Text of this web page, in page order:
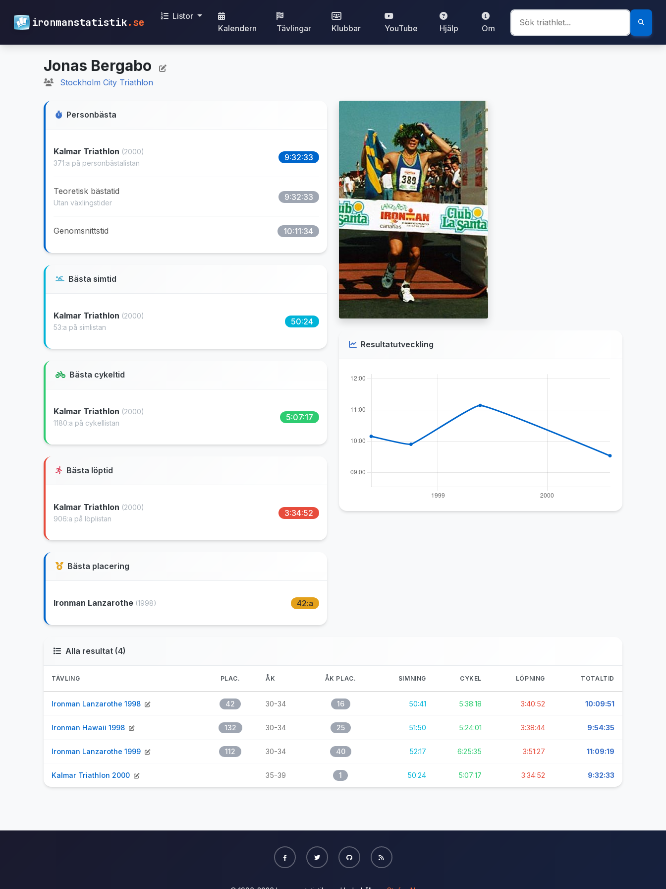
ironmanstatistik.se
Listor
Kalendern
Tävlingar Klubbar YouTube Hjälp Om
Jonas Bergabo
Stockholm City Triathlon
Personbästa
Kalmar Triathlon (2000)
371:a på personbästalistan
9:32:33
Teoretisk bästatid
Utan växlingstider
9:32:33
Genomsnittstid 10:11:34
Bästa simtid
Kalmar Triathlon (2000)
53:a på simlistan
50:24
Bästa cykeltid
Kalmar Triathlon (2000)
1180:a på cykellistan
5:07:17
Bästa löptid
Kalmar Triathlon (2000)
906:a på löplistan
3:34:52
Bästa placering
Ironman Lanzarothe (1998) 42:a
Resultatutveckling
Alla resultat (4)
TÄVLING PLAC. ÅK ÅK PLAC. SIMNING CYKEL LÖPNING TOTALTID
Ironman Lanzarothe 1998 42 30-34 16 50:41 5:38:18 3:40:52 10:09:51
Ironman Hawaii 1998 132 30-34 25 51:50 5:24:01 3:38:44 9:54:35
Ironman Lanzarothe 1999 112 30-34 40 52:17 6:25:35 3:51:27 11:09:19
Kalmar Triathlon 2000 35-39 1 50:24 5:07:17 3:34:52 9:32:33